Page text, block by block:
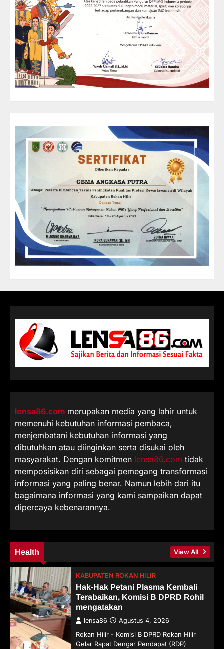
lensa86.com merupakan media yang lahir untuk
memenuhi kebutuhan informasi pembaca,
menjembatani kebutuhan informasi yang
dibutuhkan atau diinginkan serta disukai oleh
masyarakat. Dengan komitmen lensa86.com tidak
memposisikan diri sebagai pemegang transformasi
informasi yang paling benar. Namun lebih dari itu
bagaimana informasi yang kami sampaikan dapat
dipercaya kebenarannya.
Health View All
KABUPATEN ROKAN HILIR
Hak-Hak Petani Plasma Kembali
Terabaikan, Komisi B DPRD Rohil
mengatakan
lensa86 Agustus 4, 2026
Rokan Hilir - Komisi B DPRD Rokan Hilir
Gelar Rapat Dengar Pendapat (RDP)